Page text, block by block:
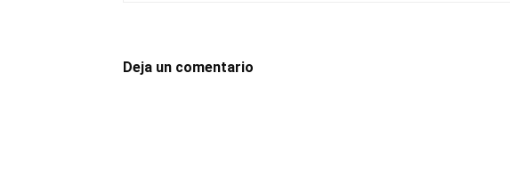
Deja un comentario